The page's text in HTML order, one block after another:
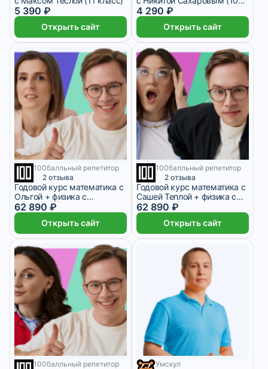
5 390 ₽
Открыть сайт
класс)
4 290 ₽
Открыть сайт
9 месяцев
100балльный репетитор
2 отзыва
Годовой курс математика с
Ольгой + физика с
Кириллом | 8 класс
62 890 ₽
Открыть сайт
9 месяцев
100балльный репетитор
2 отзыва
Годовой курс математика с
Сашей Теплой + физика с
Кириллом | 7 класс
62 890 ₽
Открыть сайт
9 месяцев
100балльный репетитор 1 073 ₽/мес
Умскул